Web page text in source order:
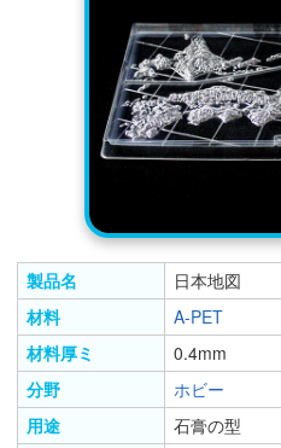
製品名
日本地図
材料
A-PET
材料厚ミ
0.4mm
分野
ホビー
用途
石膏の型